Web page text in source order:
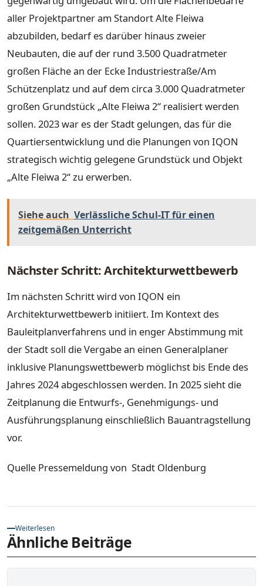
aller Projektpartner am Standort Alte Fleiwa
abzubilden, bedarf es darüber hinaus zweier
Neubauten, die auf der rund 3.500 Quadratmeter
großen Fläche an der Ecke Industriestraße/Am
Schützenplatz und auf dem circa 3.000 Quadratmeter
großen Grundstück „Alte Fleiwa 2“ realisiert werden
sollen. 2023 war es der Stadt gelungen, das für die
Quartiersentwicklung und die Planungen von IQON
strategisch wichtig gelegene Grundstück und Objekt
„Alte Fleiwa 2“ zu erwerben.
Siehe auch Verlässliche Schul-IT für einen
zeitgemäßen Unterricht
Nächster Schritt: Architekturwettbewerb
Im nächsten Schritt wird von IQON ein
Architekturwettbewerb initiiert. Im Kontext des
Bauleitplanverfahrens und in enger Abstimmung mit
der Stadt soll die Vergabe an einen Generalplaner
inklusive Planungswettbewerb möglichst bis Ende des
Jahres 2024 abgeschlossen werden. In 2025 sieht die
Zeitplanung die Entwurfs-, Genehmigungs- und
Ausführungsplanung einschließlich Bauantragstellung
vor.
Quelle Pressemeldung von Stadt Oldenburg
Weiterlesen
Ähnliche Beiträge